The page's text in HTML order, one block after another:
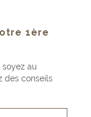
1ère
au
des conseils